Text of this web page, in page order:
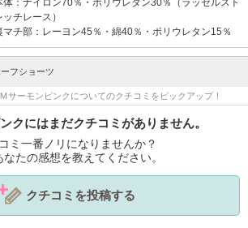
体：ナイロン70％・ポリウレタン30％（ラッセルスト
ッチレース）
マチ部：レーヨン45％・綿40％・ポリウレタン15％
フショーツ
サーモンピンクについてのクチコミをピックアップ！
クにはまだクチコミがありません。
ミ一番ノリになりませんか？
なたの感想を教えてください。
クチコミを投稿する